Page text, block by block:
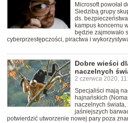
Microsoft powołał
Siedzibą grupy
ds.
kampus koncernu
będzie zajmowało
cyberprzestępczości, piractwa i
Dobre wieści
naczelnych
2 czerwca 2020,
Specjaliści mają
hajnańskich
naczelnych
jaśniejszych
potwierdzić utworzenie nowej pary poza